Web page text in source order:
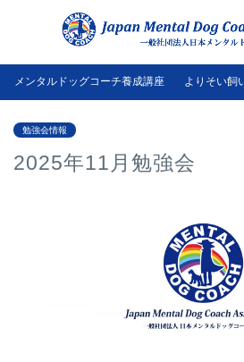
メンタルドッグコーチ養成講座 よりそい飼
勉強会情報
2025年11月勉強会